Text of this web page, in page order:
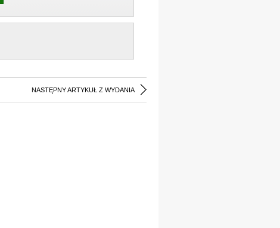
NASTĘPNY ARTYKUŁ Z WYDANIA